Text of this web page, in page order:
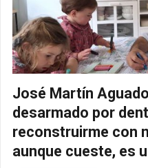
José Martín
desarmado por
reconstruirme con
aunque cueste, es